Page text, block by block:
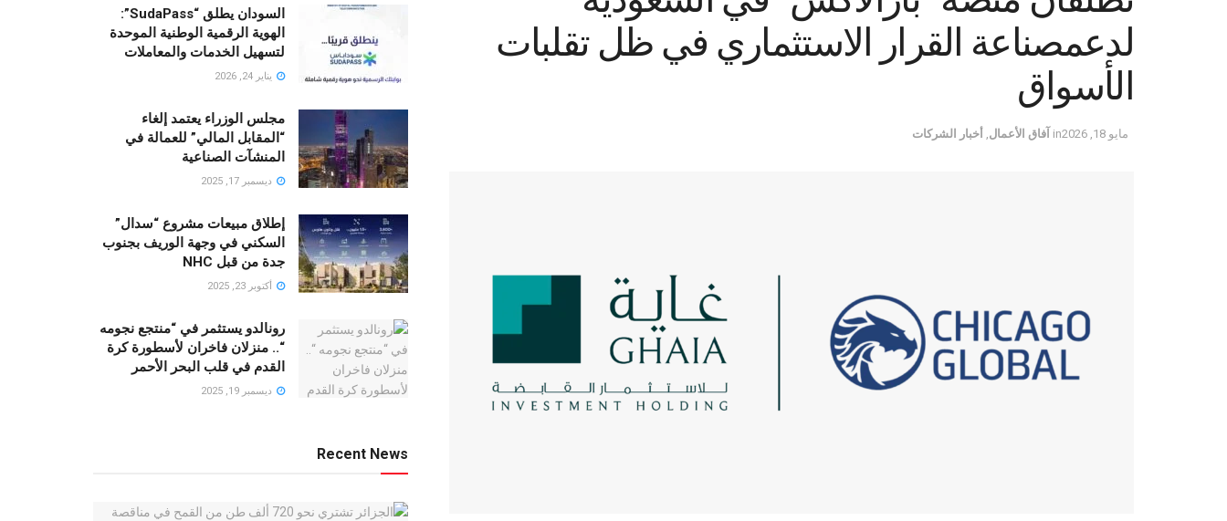
لدعمصناعة القرار الاستثماري في ظل تقلبات
الأسواق
مايو 18, 2026 in آفاق الأعمال أخبار الشركات
السودان يطلق “SudaPass”:
الهوية الرقمية الوطنية الموحدة
لتسهيل الخدمات والمعاملات
يناير 24, 2026
مجلس الوزراء يعتمد إلغاء
“المقابل المالي” للعمالة في
المنشآت الصناعية
ديسمبر 17, 2025
إطلاق مبيعات مشروع “سدال”
السكني في وجهة الوريف بجنوب
جدة من قبل NHC
أكتوبر 23, 2025
رونالدو يستثمر في “منتجع نجومه
“.. منزلان فاخران لأسطورة كرة
القدم في قلب البحر الأحمر
ديسمبر 19, 2025
Recent News